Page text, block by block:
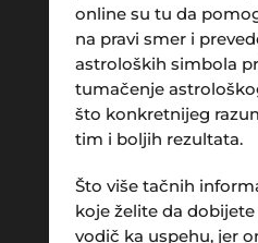
online su tu da
na pravi smer i
astroloških simbola
tumačenje
što konkretnijeg
tim i boljih rezultata.
Što više tačnih
koje želite da
vodič ka uspehu, jer